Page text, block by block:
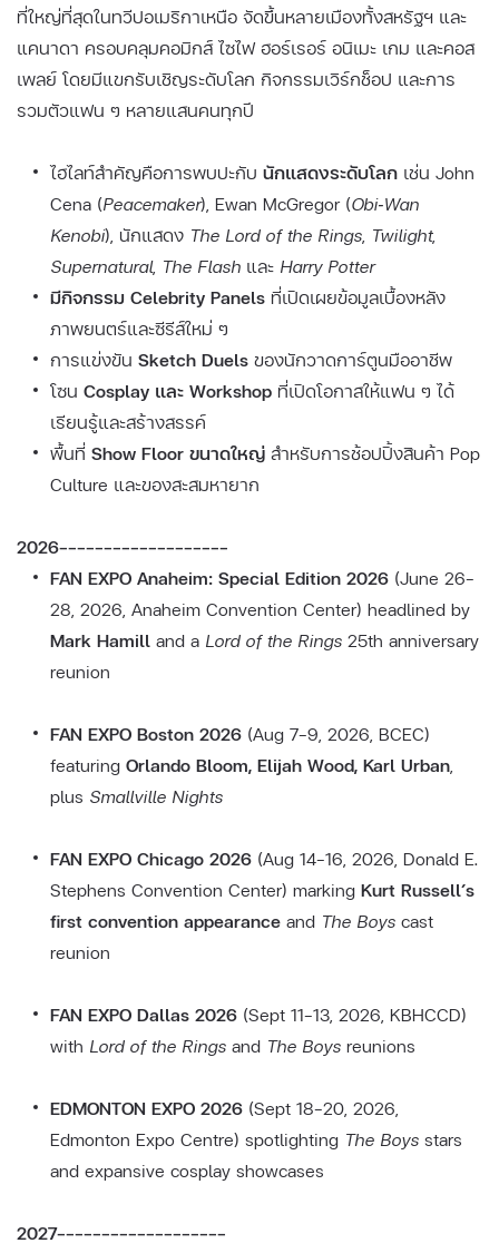
ที่ใหญ่ที่สุดในทวีปอเมริกาเหนือ จัดขึ้นหลายเมืองทั้งสหรัฐฯ และ
แคนาดา ครอบคลุมคอมิกส์ ไซไฟ ฮอร์เรอร์ อนิเมะ เกม และคอส
เพลย์ โดยมีแขกรับเชิญระดับโลก กิจกรรมเวิร์กช็อป และการ
รวมตัวแฟน ๆ หลายแสนคนทุกปี
ไฮไลท์สำคัญคือการพบปะกับ นักแสดงระดับโลก เช่น John
Cena (Peacemaker), Ewan McGregor (Obi‑Wan
Kenobi), นักแสดง The Lord of the Rings, Twilight,
Supernatural, The Flash และ Harry Potter
มีกิจกรรม Celebrity Panels ที่เปิดเผยข้อมูลเบื้องหลัง
ภาพยนตร์และซีรีส์ใหม่ ๆ
การแข่งขัน Sketch Duels ของนักวาดการ์ตูนมืออาชีพ
โซน Cosplay และ Workshop ที่เปิดโอกาสให้แฟน ๆ ได้
เรียนรู้และสร้างสรรค์
พื้นที่ Show Floor ขนาดใหญ่ สำหรับการช้อปปิ้งสินค้า Pop
Culture และของสะสมหายาก
2026-------------------
FAN EXPO Anaheim: Special Edition 2026 (June 26–
28, 2026, Anaheim Convention Center) headlined by
Mark Hamill and a Lord of the Rings 25th anniversary
reunion
FAN EXPO Boston 2026 (Aug 7–9, 2026, BCEC)
featuring Orlando Bloom, Elijah Wood, Karl Urban,
plus Smallville Nights
FAN EXPO Chicago 2026 (Aug 14–16, 2026, Donald E.
Stephens Convention Center) marking Kurt Russell’s
first convention appearance and The Boys cast
reunion
FAN EXPO Dallas 2026 (Sept 11–13, 2026, KBHCCD)
with Lord of the Rings and The Boys reunions
EDMONTON EXPO 2026 (Sept 18–20, 2026,
Edmonton Expo Centre) spotlighting The Boys stars
and expansive cosplay showcases
2027-------------------